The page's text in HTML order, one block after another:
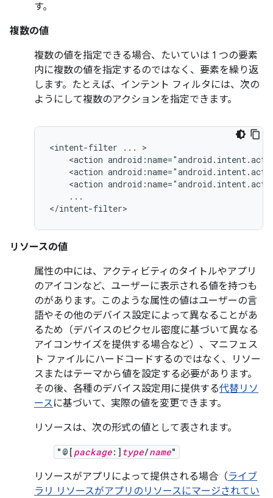
す。
複数の値
複数の値を指定できる場合、たいていは 1 つの要素
内に複数の値を指定するのではなく、要素を繰り返
します。たとえば、インテント フィルタには、次の
ようにして複数のアクションを指定できます。
<intent-filter ...
<action
<action
<action
...
</intent-filter>
リソースの値
属性の中には、アクティビティのタイトルやアプリ
のアイコンなど、ユーザーに表示される値を持つも
のがあります。このような属性の値はユーザーの言
語やその他のデバイス設定によって異なることがあ
るため（デバイスのピクセル密度に基づいて異なる
アイコンサイズを提供する場合など）、マニフェス
ト ファイルにハードコードするのではなく、リソー
スまたはテーマから値を設定する必要があります。
その後、各種のデバイス設定用に提供する代替リソ
ースに基づいて、実際の値を変更できます。
リソースは、次の形式の値として表されます。
"@[ package:] type/name"
リソースがアプリによって提供される場合（ライブ
ラリ リソースがアプリのリソースにマージされてい